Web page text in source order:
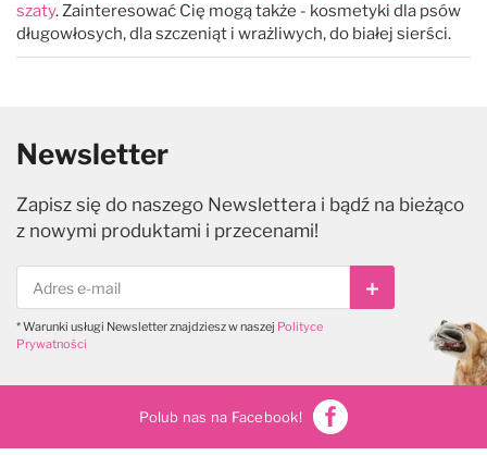
szaty. Zainteresować Cię mogą także - kosmetyki dla psów
długowłosych, dla szczeniąt i wrażliwych, do białej sierści.
Newsletter
Zapisz się do naszego Newslettera i bądź na bieżąco
z nowymi produktami i przecenami!
Subskrybuj
* Warunki usługi Newsletter znajdziesz w naszej Polityce
Prywatności
Polub nas na Facebook!